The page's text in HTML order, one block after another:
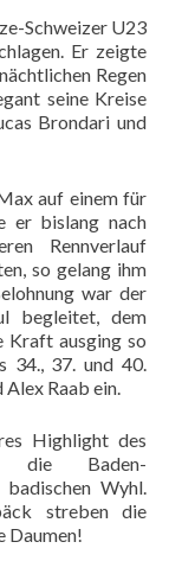
Schweizer U23
Er zeigte
Regen
seine Kreise
Brondari und
auf einem für
er bislang nach
Rennverlauf
so gelang ihm
war der
begleitet, dem
Kraft ausging so
34., 37. und 40.
Alex Raab ein.
Highlight des
die Baden-
Wyhl.
streben die
Daumen!